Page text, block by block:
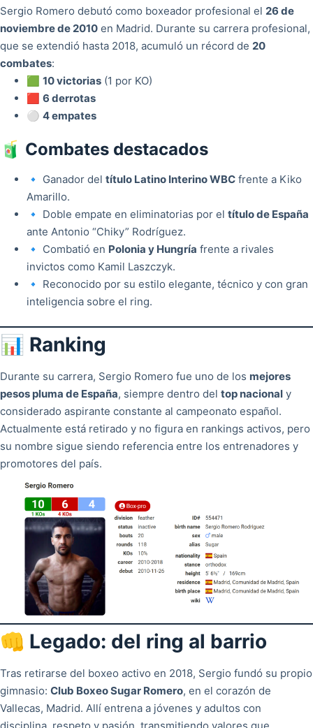
Sergio Romero debutó como boxeador profesional el 26 de
noviembre de 2010 en Madrid. Durante su carrera profesional,
que se extendió hasta 2018, acumuló un récord de 20
combates:
🟩 10 victorias(1 por KO)
🟥 6 derrotas
⚪ 4 empates
🧃 Combates destacados
🔹 Ganador del título Latino Interino WBCfrente a Kiko
Amarillo.
🔹 Doble empate en eliminatorias por el título de España
ante Antonio “Chiky” Rodríguez.
🔹 Combatió en Polonia y Hungría frente a rivales
invictos como Kamil Laszczyk.
🔹 Reconocido por su estilo elegante, técnico y con gran
inteligencia sobre el ring.
📊 Ranking
Durante su carrera, Sergio Romero fue uno de los mejores
pesos pluma de España, siempre dentro del top nacional y
considerado aspirante constante al campeonato español.
Actualmente está retirado y no figura en rankings activos, pero
su nombre sigue siendo referencia entre los entrenadores y
promotores del país.
👊 Legado: del ring al barrio
Tras retirarse del boxeo activo en 2018, Sergio fundó su propio
gimnasio: Club Boxeo Sugar Romero, en el corazón de
Vallecas, Madrid. Allí entrena a jóvenes y adultos con
disciplina, respeto y pasión, transmitiendo valores que